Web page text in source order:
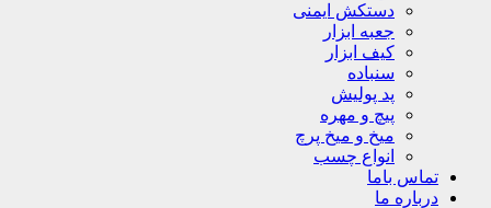
دستکش ایمنی
جعبه ابزار
کیف ابزار
سنباده
پد پولیش
پیچ و مهره
میخ و میخ پرچ
انواع چسب
تماس باما
درباره ما